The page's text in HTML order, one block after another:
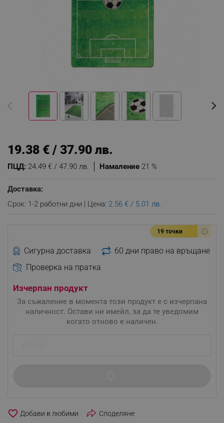
Намаление 21 %
ПЦД: 24.49 € / 47.90 лв.
19.38 € / 37.90 лв.
Доставка:
Срок: 1-2 работни дни | Цена: 2.56 € / 5.01 лв.
19 точки
Сигурна доставка
60 дни право на връщане
Проверка на пратка
Изчерпан продукт
За съжаление в момента този продукт е с изчерпана
наличност. Остави ни имейл, за да те уведомим
когато отново е наличен.
favorite_border Споделяне